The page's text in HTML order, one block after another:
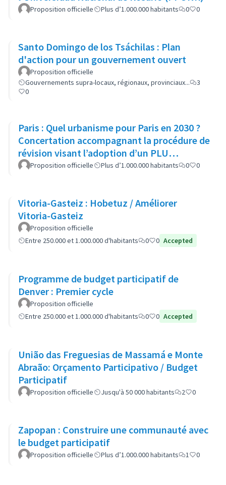
Proposition officielle Plus d’1.000.000 habitants 0 0
Santo Domingo de los Tsáchilas : Plan
d'action pour un gouvernement ouvert
Proposition officielle
Gouvernements supra-locaux, régionaux, provinciaux...
3
0
Paris : Quel urbanisme pour Paris en 2030 ?
Concertation accompagnant la procédure de
révision visant l’adoption d’un PLU
bioclimatique
Proposition officielle Plus d’1.000.000 habitants 0 0
Vitoria-Gasteiz : Hobetuz / Améliorer
Vitoria-Gasteiz
Proposition officielle
Entre 250.000 et 1.000.000 d'habitants
0 0 Accepted
Programme de budget participatif de
Denver : Premier cycle
Proposition officielle
Entre 250.000 et 1.000.000 d'habitants
0 0 Accepted
União das Freguesias de Massamá e Monte
Abraão: Orçamento Participativo / Budget
Participatif
Proposition officielle Jusqu'à 50 000 habitants 2 0
Zapopan : Construire une communauté avec
le budget participatif
Proposition officielle Plus d’1.000.000 habitants 1 0